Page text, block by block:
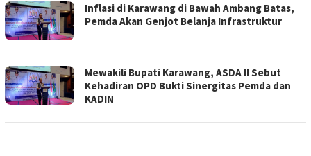
Inflasi di Karawang di Bawah Ambang Batas,
Pemda Akan Genjot Belanja Infrastruktur
Mewakili Bupati Karawang, ASDA II Sebut
Kehadiran OPD Bukti Sinergitas Pemda dan
KADIN